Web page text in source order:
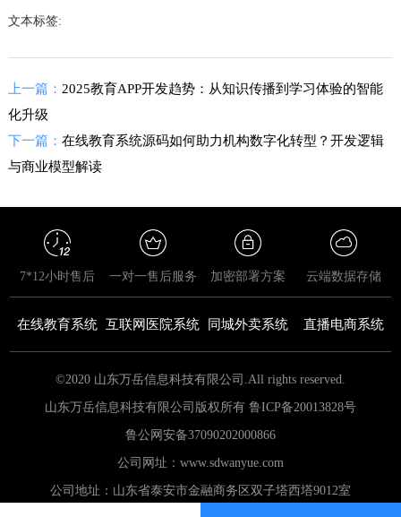
文本标签:
上一篇： 2025教育APP开发趋势：从知识传播到学习体验的智能
化升级
下一篇： 在线教育系统源码如何助力机构数字化转型？开发逻辑
与商业模型解读
7*12小时售后 一对一售后服务 加密部署方案 云端数据存储
在线教育系统 互联网医院系统 同城外卖系统 直播电商系统
©2020 山东万岳信息科技有限公司.All rights reserved.
山东万岳信息科技有限公司版权所有 鲁ICP备20013828号
鲁公网安备37090202000866
公司网址：www.sdwanyue.com
公司地址：山东省泰安市金融商务区双子塔西塔9012室